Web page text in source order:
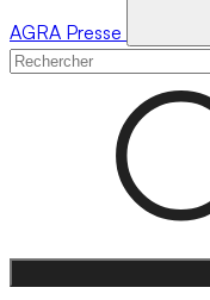
AGRA Presse